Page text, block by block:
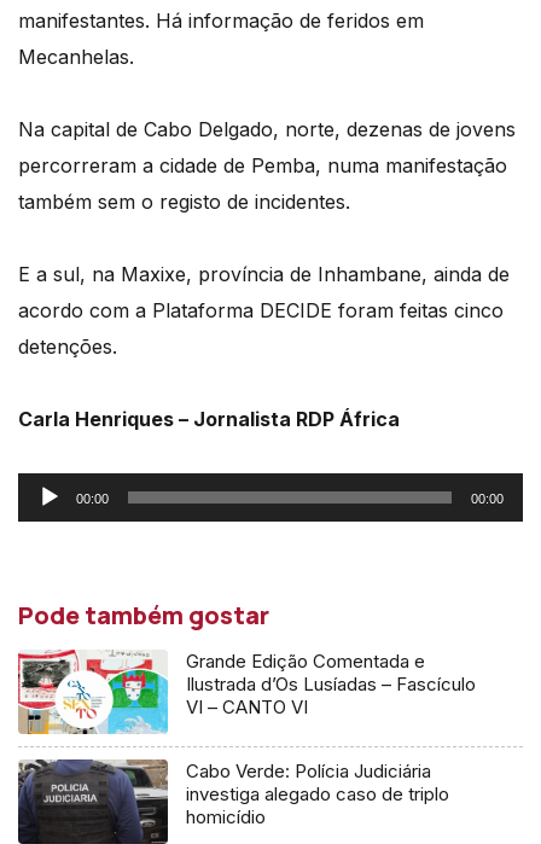
manifestantes. Há informação de feridos em
Mecanhelas.
Na capital de Cabo Delgado, norte, dezenas de jovens
percorreram a cidade de Pemba, numa manifestação
também sem o registo de incidentes.
E a sul, na Maxixe, província de Inhambane, ainda de
acordo com a Plataforma DECIDE foram feitas cinco
detenções.
Carla Henriques – Jornalista RDP África
Reprodutor
de
00:00 00:00
Pode também gostar
Grande Edição Comentada e
Ilustrada d’Os Lusíadas – Fascículo
VI – CANTO VI
Cabo Verde: Polícia Judiciária
investiga alegado caso de triplo
homicídio